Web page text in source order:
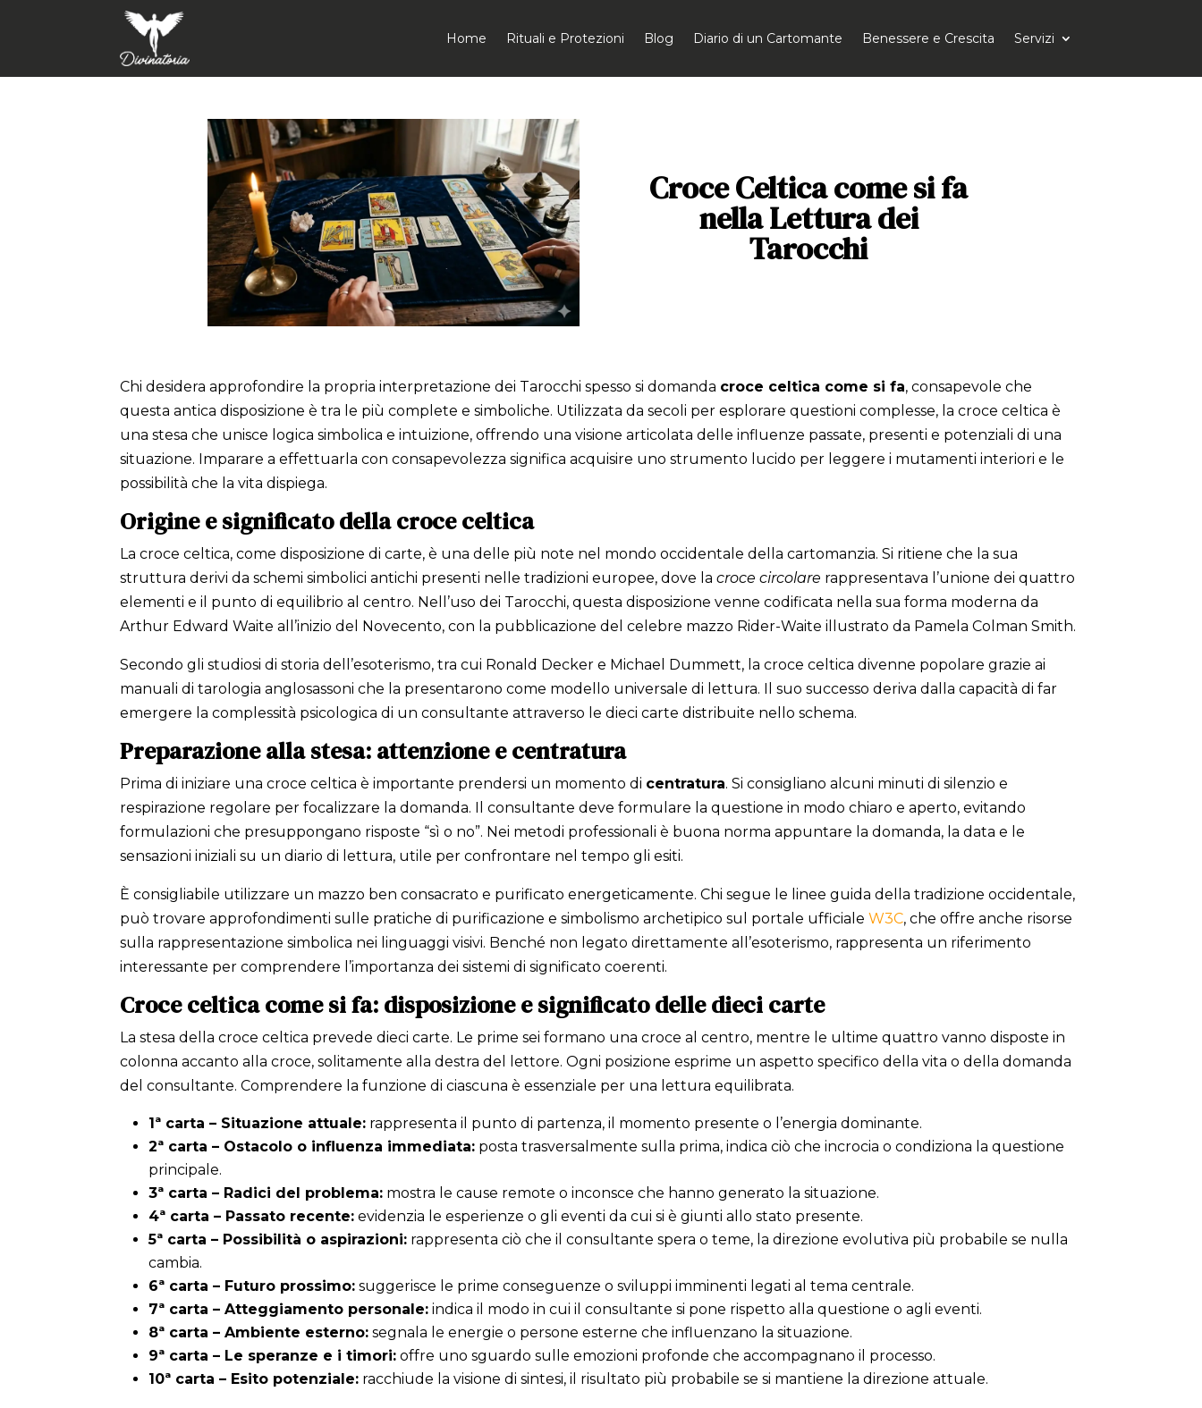
Home Rituali e Protezioni Blog Diario di un Cartomante Benessere e Crescita Servizi
Croce Celtica come si fa
nella Lettura dei
Tarocchi
Chi desidera approfondire la propria interpretazione dei Tarocchi spesso si domanda croce celtica come si fa, consapevole che
questa antica disposizione è tra le più complete e simboliche. Utilizzata da secoli per esplorare questioni complesse, la croce celtica è
una stesa che unisce logica simbolica e intuizione, offrendo una visione articolata delle influenze passate, presenti e potenziali di una
situazione. Imparare a effettuarla con consapevolezza significa acquisire uno strumento lucido per leggere i mutamenti interiori e le
possibilità che la vita dispiega.
Origine e significato della croce celtica
La croce celtica, come disposizione di carte, è una delle più note nel mondo occidentale della cartomanzia. Si ritiene che la sua
struttura derivi da schemi simbolici antichi presenti nelle tradizioni europee, dove lacroce circolare rappresentava l’unione dei quattro
elementi e il punto di equilibrio al centro. Nell’uso dei Tarocchi, questa disposizione venne codificata nella sua forma moderna da
Arthur Edward Waite all’inizio del Novecento, con la pubblicazione del celebre mazzo Rider-Waite illustrato da Pamela Colman Smith.
Secondo gli studiosi di storia dell’esoterismo, tra cui Ronald Decker e Michael Dummett, la croce celtica divenne popolare grazie ai
manuali di tarologia anglosassoni che la presentarono come modello universale di lettura. Il suo successo deriva dalla capacità di far
emergere la complessità psicologica di un consultante attraverso le dieci carte distribuite nello schema.
Preparazione alla stesa: attenzione e centratura
Prima di iniziare una croce celtica è importante prendersi un momento di centratura. Si consigliano alcuni minuti di silenzio e
respirazione regolare per focalizzare la domanda. Il consultante deve formulare la questione in modo chiaro e aperto, evitando
formulazioni che presuppongano risposte “sì o no”. Nei metodi professionali è buona norma appuntare la domanda, la data e le
sensazioni iniziali su un diario di lettura, utile per confrontare nel tempo gli esiti.
È consigliabile utilizzare un mazzo ben consacrato e purificato energeticamente. Chi segue le linee guida della tradizione occidentale,
può trovare approfondimenti sulle pratiche di purificazione e simbolismo archetipico sul portale ufficialeW3C, che offre anche risorse
sulla rappresentazione simbolica nei linguaggi visivi. Benché non legato direttamente all’esoterismo, rappresenta un riferimento
interessante per comprendere l’importanza dei sistemi di significato coerenti.
Croce celtica come si fa: disposizione e significato delle dieci carte
La stesa della croce celtica prevede dieci carte. Le prime sei formano una croce al centro, mentre le ultime quattro vanno disposte in
colonna accanto alla croce, solitamente alla destra del lettore. Ogni posizione esprime un aspetto specifico della vita o della domanda
del consultante. Comprendere la funzione di ciascuna è essenziale per una lettura equilibrata.
1ª carta – Situazione attuale: rappresenta il punto di partenza, il momento presente o l’energia dominante.
2ª carta – Ostacolo o influenza immediata: posta trasversalmente sulla prima, indica ciò che incrocia o condiziona la questione
principale.
3ª carta – Radici del problema: mostra le cause remote o inconsce che hanno generato la situazione.
4ª carta – Passato recente: evidenzia le esperienze o gli eventi da cui si è giunti allo stato presente.
5ª carta – Possibilità o aspirazioni: rappresenta ciò che il consultante spera o teme, la direzione evolutiva più probabile se nulla
cambia.
6ª carta – Futuro prossimo: suggerisce le prime conseguenze o sviluppi imminenti legati al tema centrale.
7ª carta – Atteggiamento personale: indica il modo in cui il consultante si pone rispetto alla questione o agli eventi.
8ª carta – Ambiente esterno: segnala le energie o persone esterne che influenzano la situazione.
9ª carta – Le speranze e i timori: offre uno sguardo sulle emozioni profonde che accompagnano il processo.
10ª carta – Esito potenziale: racchiude la visione di sintesi, il risultato più probabile se si mantiene la direzione attuale.